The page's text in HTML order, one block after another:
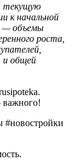
текущую
к начальной
— объемы
роста,
и общей
важного!
#новостройки